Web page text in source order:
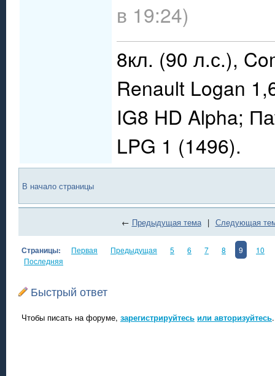
в 19:24)
8кл. (90 л.с.),
Renault Logan
IG8 HD Alpha;
LPG 1 (1496).
В начало страницы
← Предыдущая тема | Следующая
Страницы: Первая Предыдущая 5 6 7 8 9
10
Последняя
Быстрый ответ
Чтобы писать на форуме, зарегистрируйтесь или авторизуйтесь.